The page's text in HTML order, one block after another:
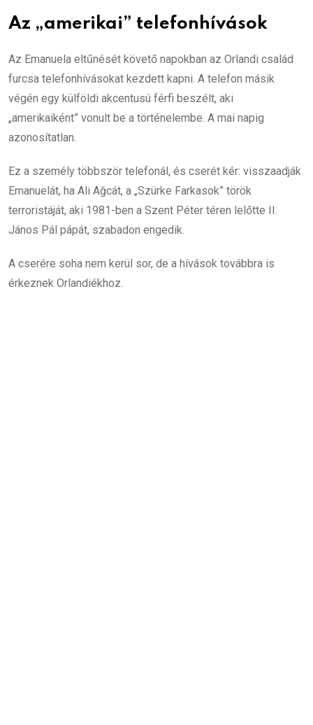
Az „amerikai” telefonhívások
Az Emanuela eltűnését követő napokban az Orlandi család
furcsa telefonhívásokat kezdett kapni. A telefon másik
végén egy külföldi akcentusú férfi beszélt, aki
„amerikaiként” vonult be a történelembe. A mai napig
azonosítatlan.
Ez a személy többször telefonál, és cserét kér: visszaadják
Emanuelát, ha Ali Ağcát, a „Szürke Farkasok” török
terroristáját, aki 1981-ben a Szent Péter téren lelőtte II.
János Pál pápát, szabadon engedik.
A cserére soha nem kerül sor, de a hívások továbbra is
érkeznek Orlandiékhoz.